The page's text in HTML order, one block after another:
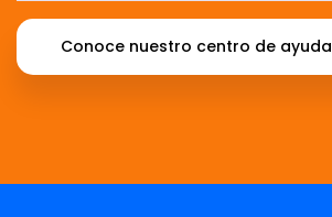
Conoce nuestro centro de ayuda